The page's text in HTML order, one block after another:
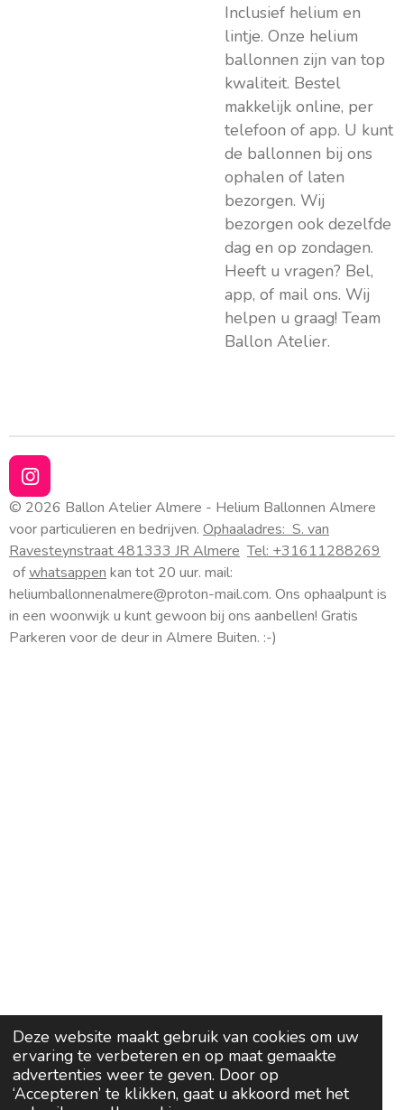
Deze website maakt gebruik van cookies om uw
ervaring te verbeteren en op maat gemaakte
advertenties weer te geven. Door op
‘Accepteren’ te klikken, gaat u akkoord met het
Inclusief helium en
lintje. Onze helium
ballonnen zijn van top
kwaliteit. Bestel
makkelijk online, per
telefoon of app. U kunt
de ballonnen bij ons
ophalen of laten
bezorgen. Wij
bezorgen ook dezelfde
dag en op zondagen.
Heeft u vragen? Bel,
app, of mail ons. Wij
helpen u graag! Team
Ballon Atelier.
I
n
s
t
a
g
r
a
m
© 2026 Ballon Atelier Almere - Helium Ballonnen Almere
voor particulieren en bedrijven. Ophaaladres: S. van
Ravesteynstraat 481333 JR Almere Tel: +31611288269
ofwhatsappen kan tot 20 uur. mail:
heliumballonnenalmere@proton-mail.com. Ons ophaalpunt is
in een woonwijk u kunt gewoon bij ons aanbellen! Gratis
Parkeren voor de deur in Almere Buiten. :-)